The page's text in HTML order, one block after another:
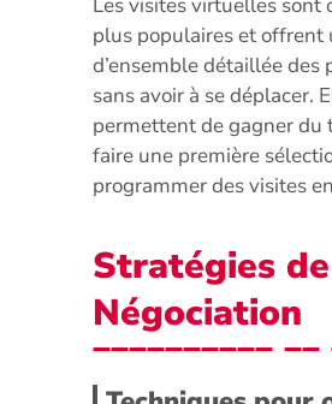
plus populaires et offrent
d’ensemble détaillée des
sans avoir à se déplacer.
permettent de gagner du
faire une première
programmer des visites
Stratégies de
Négociation